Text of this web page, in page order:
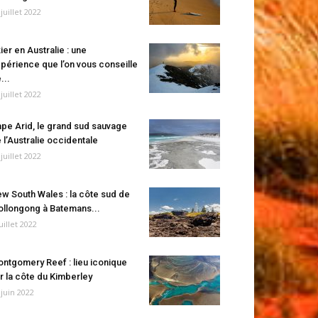
2022
en Australie : une
que l’on vous conseille
2022
Arid, le grand sud sauvage
l’Australie occidentale
2022
South Wales : la côte sud de
à Batemans...
2022
Reef : lieu iconique
la côte du Kimberley
2022